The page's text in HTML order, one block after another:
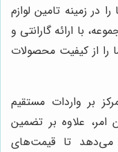
در زمینه تامین لوازم
با ارائه گارانتی و
از کیفیت محصولات
بر واردات مستقیم
امر، علاوه بر تضمین
می‌دهد تا قیمت‌های